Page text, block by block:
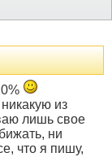
из
лишь свое
ни
что я пишу,